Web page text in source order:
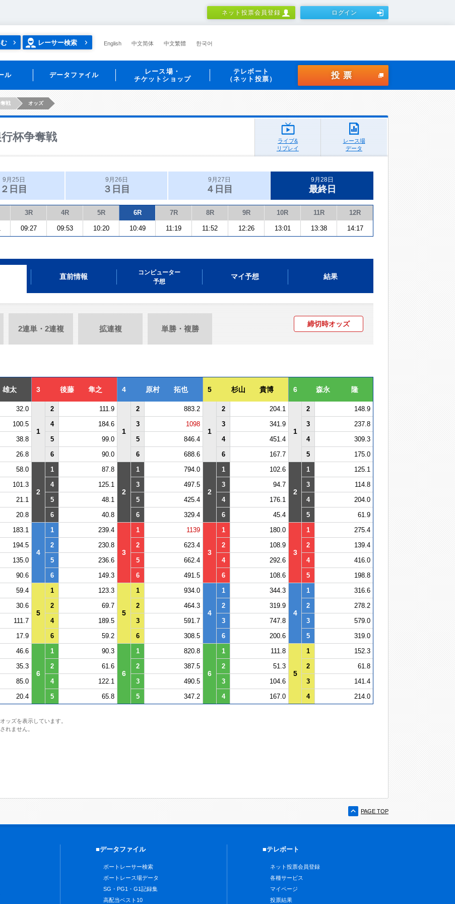
ネット投票会員登録 ログイン
レーサー検索 English 中文简体 中文繁體 한국어
ル データファイル
レース場・
チケットショップ
テレボート
（ネット投票）
投票
戦 オッズ
杯争奪戦
ライブ&
リプレイ
レース場
データ
9月25日
２日目
9月26日
３日目
9月27日
４日目
9月28日
最終日
3R 4R 5R 6R 7R 8R 9R 10R 11R 12R
09:27 09:53 10:20 10:49 11:19 11:52 12:26 13:01 13:38 14:17
直前情報
コンピューター
予想
マイ予想 結果
2連単・2連複 拡連複 単勝・複勝
締切時オッズ
太 3 後藤 隼之 4 原村 拓也 5 杉山 貴博 6 森永 隆
32.0
1
2 111.9
1
2 883.2
1
2 204.1
1
2
148.9
100.5 4 184.6 3 1098 3 341.9 3
237.8
38.8 5 99.0 5 846.4 4 451.4 4
309.3
26.8 6 90.0 6 688.6 6 167.7 5 175.0
58.0
2
1 87.8
2
1 794.0
2
1 102.6
2
1
125.1
101.3 4 125.1 3 497.5 3 94.7 3
114.8
21.1 5 48.1 5 425.4 4 176.1 4
204.0
20.8 6 40.8 6 329.4 6 45.4 5 61.9
183.1
4
1 239.4
3
1 1139
3
1 180.0
3
1
275.4
194.5 2 230.8 2 623.4 2 108.9 2
139.4
135.0 5 236.6 5 662.4 4 292.6 4
416.0
90.6 6 149.3 6 491.5 6 108.6 5 198.8
59.4
5
1 123.3
5
1 934.0
4
1 344.3
4
1
316.6
30.6 2 69.7 2 464.3 2 319.9 2
278.2
111.7 4 189.5 3 591.7 3 747.8 3
579.0
17.9 6 59.2 6 308.5 6 200.6 5 319.0
46.6
6
1 90.3
6
1 820.8
6
1 111.8
5
1
152.3
35.3 2 61.6 2 387.5 2 51.3 2
61.8
85.0 4 122.1 3 490.5 3 104.6 3
141.4
20.4 5 65.8 5 347.2 4 167.0 4 214.0
ッズを表示しています。
れません。
PAGE TOP
■データファイル
ボートレーサー検索
ボートレース場データ
SG・PG1・G1記録集
高配当ベスト10
■テレボート
ネット投票会員登録
各種サービス
マイページ
投票結果